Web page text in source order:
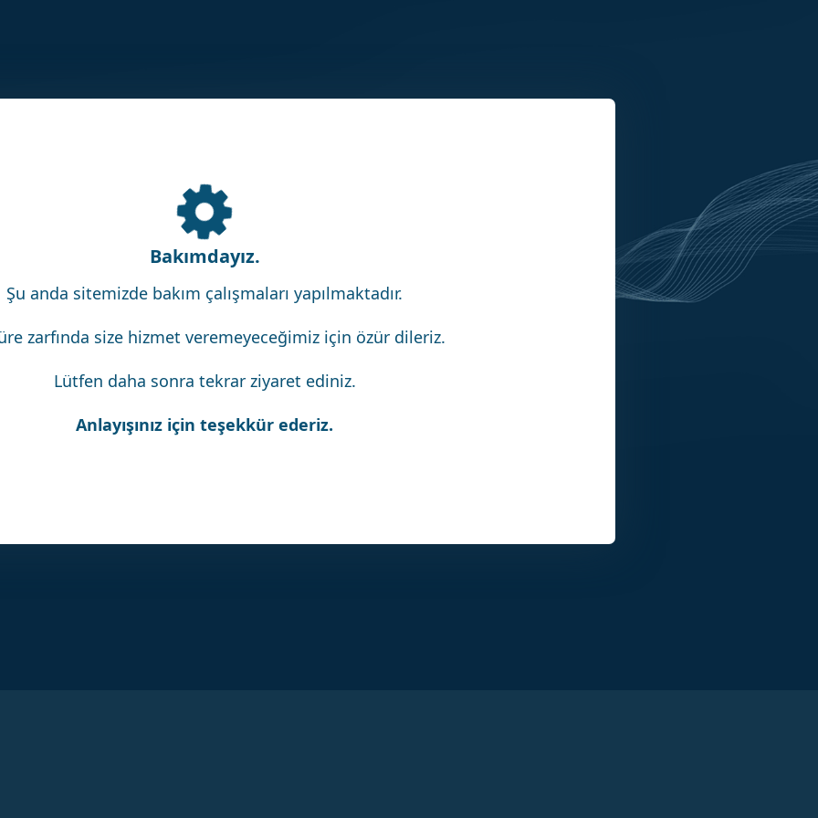
Bakımdayız.
Şu anda sitemizde bakım çalışmaları yapılmaktadır.
zarfında size hizmet veremeyeceğimiz için özür dileriz.
Lütfen daha sonra tekrar ziyaret ediniz.
Anlayışınız için teşekkür ederiz.